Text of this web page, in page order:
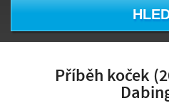
Příběh koček